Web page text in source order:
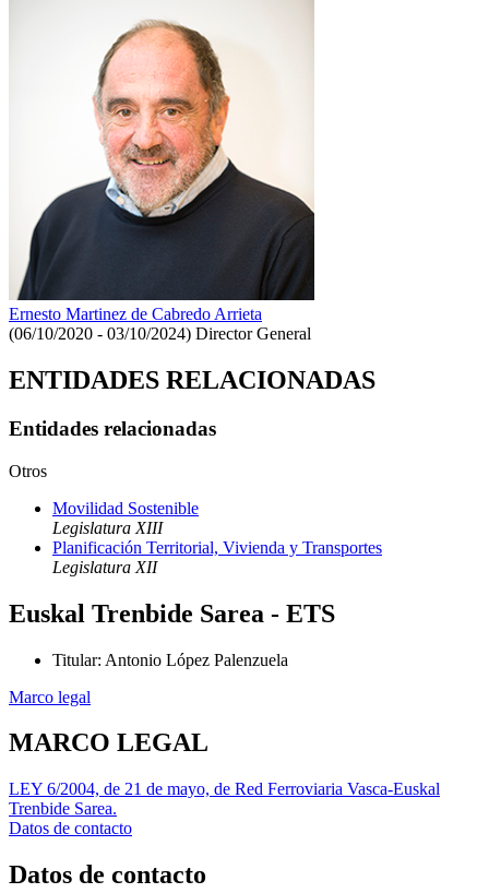
Ernesto Martinez de Cabredo Arrieta
(06/10/2020 - 03/10/2024) Director General
ENTIDADES RELACIONADAS
Entidades relacionadas
Otros
Movilidad Sostenible
Legislatura XIII
Planificación Territorial, Vivienda y Transportes
Legislatura XII
Euskal Trenbide Sarea - ETS
Titular: Antonio López Palenzuela
Marco legal
MARCO LEGAL
LEY 6/2004, de 21 de mayo, de Red Ferroviaria Vasca-Euskal
Trenbide Sarea.
Datos de contacto
Datos de contacto